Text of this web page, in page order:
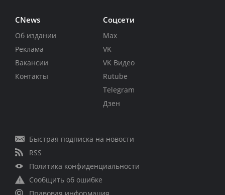
CNews
Об издании
Реклама
Вакансии
Контакты
Соцсети
Max
VK
VK Видео
Rutube
Telegram
Дзен
Быстрая подписка на новости
RSS
Политика конфиденциальности
Сообщить об ошибке